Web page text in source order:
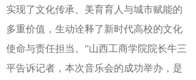
实现了文化传承、美育育人与城市赋能的
多重价值，生动诠释了新时代高校的文化
使命与责任担当。”山西工商学院院长牛三
平告诉记者，本次音乐会的成功举办，是